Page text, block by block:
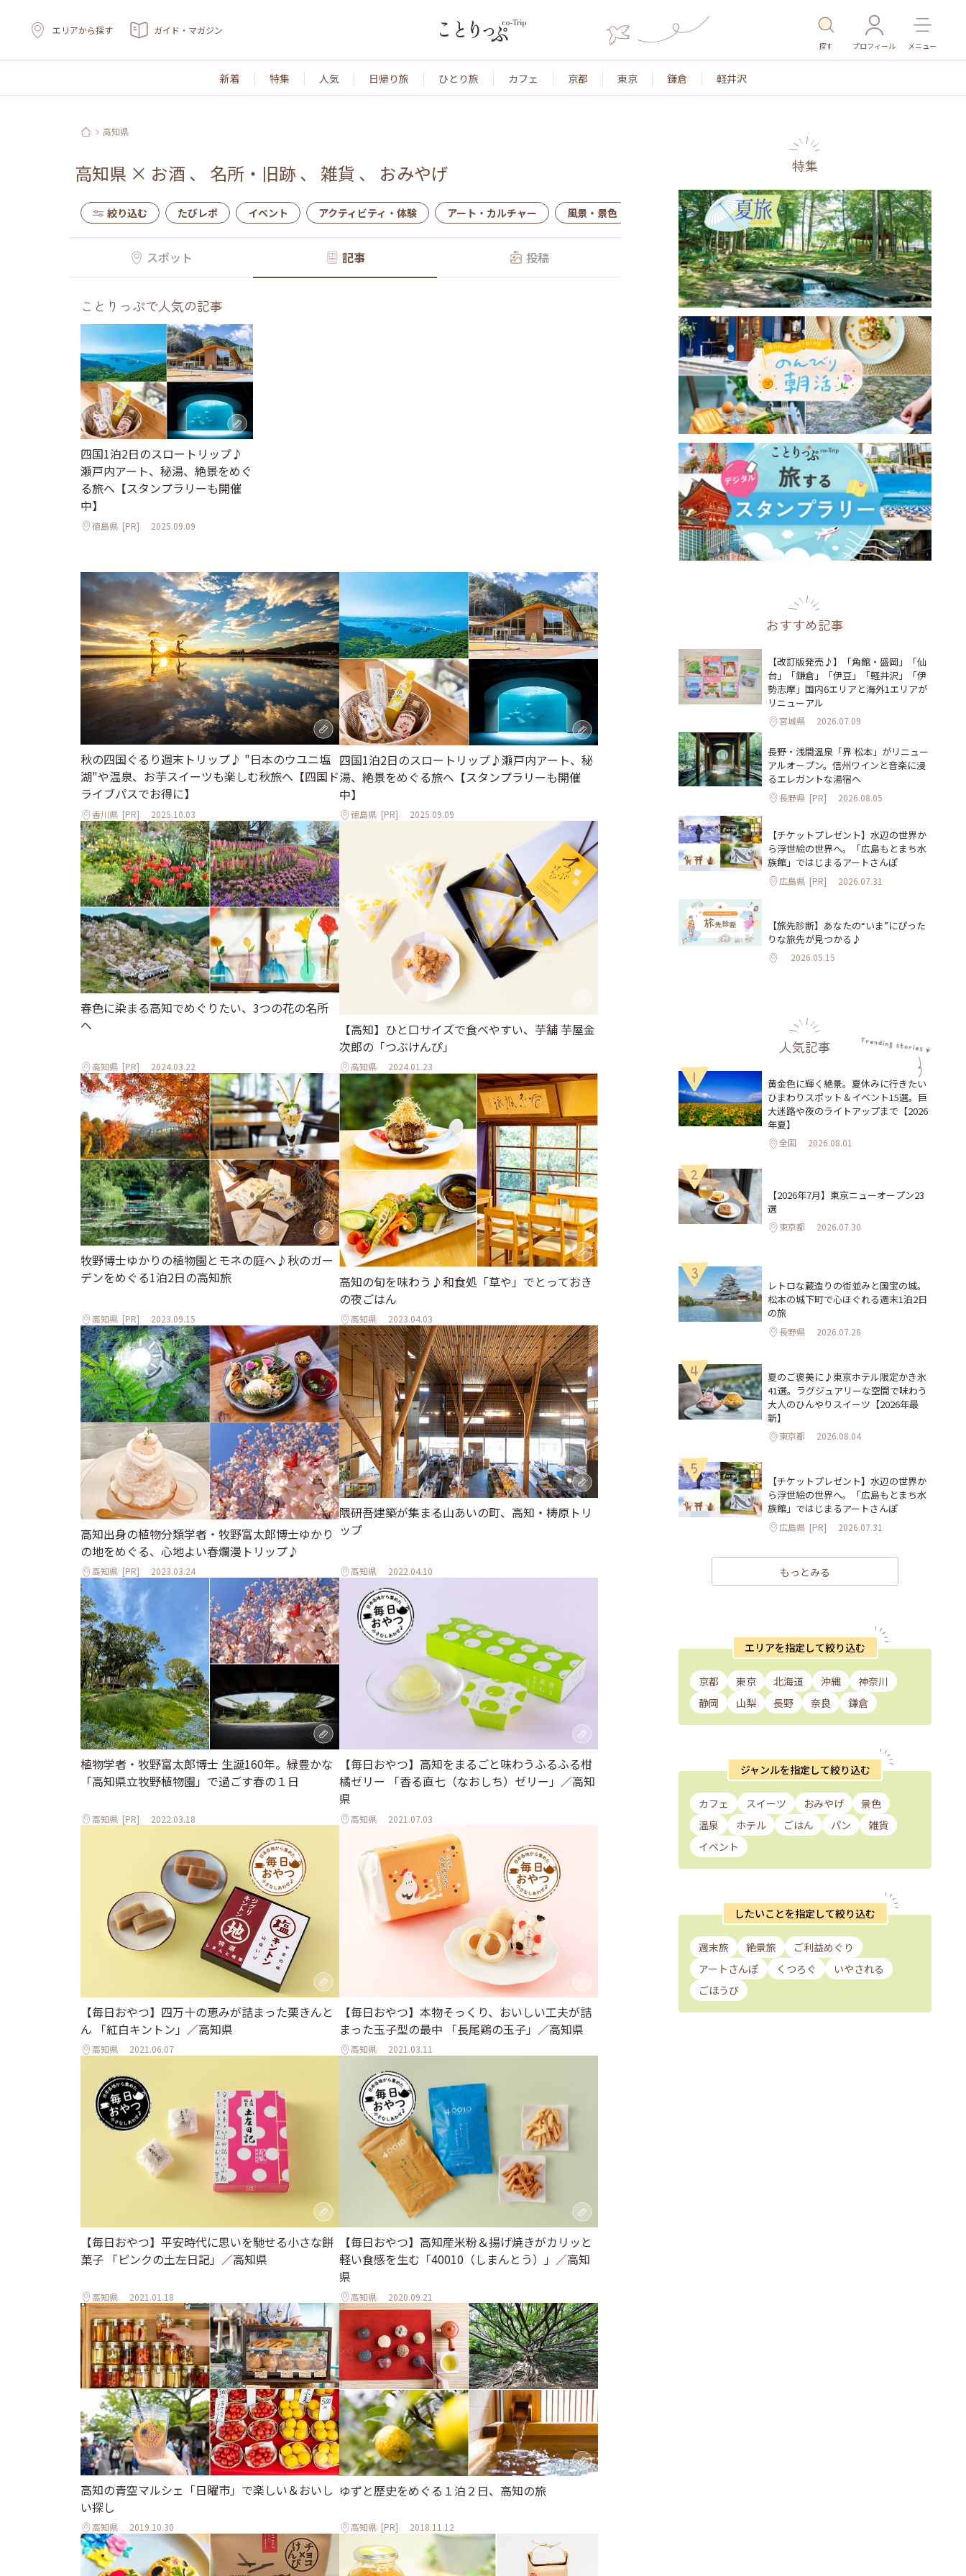
エリアから探す ガイド・マガジン
探す プロフィール メニュー
新着 特集 人気 日帰り旅 ひとり旅 カフェ 京都 東京 鎌倉 軽井沢
高知県
高知県 × お酒 、 名所・旧跡 、 雑貨 、 おみやげ
絞り込む たびレポ イベント アクティビティ・体験 アート・カルチャー 風景・景色 名所・旧跡 温泉・スパ その他施設 ごはん
スポット 記事 投稿
ことりっぷで人気の記事
四国1泊2日のスロートリップ♪
瀬戸内アート、秘湯、絶景をめぐ
る旅へ【スタンプラリーも開催
中】
徳島県 [PR] 2025.09.09
秋の四国ぐるり週末トリップ♪ "日本のウユニ塩
湖"や温泉、お芋スイーツも楽しむ秋旅へ【四国ド
ライブパスでお得に】
香川県 [PR] 2025.10.03
四国1泊2日のスロートリップ♪瀬戸内アート、秘
湯、絶景をめぐる旅へ【スタンプラリーも開催
中】
徳島県 [PR] 2025.09.09
春色に染まる高知でめぐりたい、3つの花の名所
へ
高知県 [PR] 2024.03.22
【高知】ひと口サイズで食べやすい、芋舗 芋屋金
次郎の「つぶけんぴ」
高知県 2024.01.23
牧野博士ゆかりの植物園とモネの庭へ♪秋のガー
デンをめぐる1泊2日の高知旅
高知県 [PR] 2023.09.15
高知の旬を味わう♪和食処「草や」でとっておき
の夜ごはん
高知県 2023.04.03
高知出身の植物分類学者・牧野富太郎博士ゆかり
の地をめぐる、心地よい春爛漫トリップ♪
高知県 [PR] 2023.03.24
隈研吾建築が集まる山あいの町、高知・梼原トリ
ップ
高知県 2022.04.10
植物学者・牧野富太郎博士 生誕160年。緑豊かな
「高知県立牧野植物園」で過ごす春の１日
高知県 [PR] 2022.03.18
【毎日おやつ】高知をまるごと味わうふるふる柑
橘ゼリー 「香る直七（なおしち）ゼリー」／高知
県
高知県 2021.07.03
【毎日おやつ】四万十の恵みが詰まった栗きんと
ん 「紅白キントン」／高知県
高知県 2021.06.07
【毎日おやつ】本物そっくり、おいしい工夫が詰
まった玉子型の最中 「長尾鶏の玉子」／高知県
高知県 2021.03.11
【毎日おやつ】平安時代に思いを馳せる小さな餅
菓子 「ピンクの土左日記」／高知県
高知県 2021.01.18
【毎日おやつ】高知産米粉＆揚げ焼きがカリッと
軽い食感を生む「40010（しまんとう）」／高知
県
高知県 2020.09.21
高知の青空マルシェ「日曜市」で楽しい＆おいし
い探し
高知県 2019.10.30
ゆずと歴史をめぐる１泊２日、高知の旅
高知県 [PR] 2018.11.12
特集
おすすめ記事
【改訂版発売♪】「角館・盛岡」「仙
台」「鎌倉」「伊豆」「軽井沢」「伊
勢志摩」国内6エリアと海外1エリアが
リニューアル
宮城県 2026.07.09
長野・浅間温泉「界 松本」がリニュー
アルオープン。信州ワインと音楽に浸
るエレガントな湯宿へ
長野県 [PR] 2026.08.05
【チケットプレゼント】水辺の世界か
ら浮世絵の世界へ。「広島もとまち水
族館」ではじまるアートさんぽ
広島県 [PR] 2026.07.31
【旅先診断】あなたの“いま”にぴった
りな旅先が見つかる♪
2026.05.15
人気記事
1
黄金色に輝く絶景。夏休みに行きたい
ひまわりスポット＆イベント15選。巨
大迷路や夜のライトアップまで【2026
年夏】
全国 2026.08.01
2
【2026年7月】東京ニューオープン23
選
東京都 2026.07.30
3
レトロな蔵造りの街並みと国宝の城。
松本の城下町で心ほぐれる週末1泊2日
の旅
長野県 2026.07.28
4
夏のご褒美に♪東京ホテル限定かき氷
41選。ラグジュアリーな空間で味わう
大人のひんやりスイーツ【2026年最
新】
東京都 2026.08.04
5
【チケットプレゼント】水辺の世界か
ら浮世絵の世界へ。「広島もとまち水
族館」ではじまるアートさんぽ
広島県 [PR] 2026.07.31
もっとみる
エリアを指定して絞り込む
京都 東京 北海道 沖縄
神奈川
静岡
山梨 長野 奈良 鎌倉
ジャンルを指定して絞り込む
カフェ スイーツ おみやげ
景色
温泉
ホテル ごはん パン
雑貨
イベント
したいことを指定して絞り込む
週末旅 絶景旅
ご利益めぐり
アートさんぽ
くつろぐ
いやされる
ごほうび